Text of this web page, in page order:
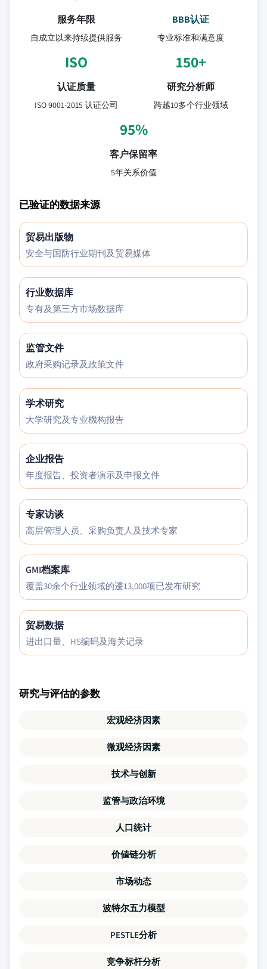
服务年限
自成立以来持续提供服务
BBB认证
专业标准和满意度
ISO
认证质量
ISO 9001-2015 认证公司
150+
研究分析师
跨越10多个行业领域
95%
客户保留率
5年关系价值
已验证的数据来源
贸易出版物
安全与国防行业期刊及贸易媒体
行业数据库
专有及第三方市场数据库
监管文件
政府采购记录及政策文件
学术研究
大学研究及专业機构报告
企业报告
年度报告、投资者演示及申报文件
专家访谈
高层管理人员、采购负责人及技术专家
GMI档案库
覆盖30余个行业领域的逶13,000项已发布研究
贸易数据
进出口量、HS编码及海关记录
研究与评估的参数
宏观经济因素
微观经济因素
技术与创新
监管与政治环境
人口统计
价値链分析
市场动态
波特尔五力模型
PESTLE分析
竞争标杆分析